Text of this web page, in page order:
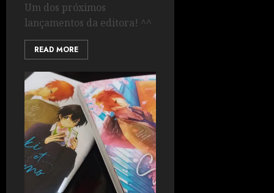
Um dos próximos
lançamentos da editora! ^^
READ MORE